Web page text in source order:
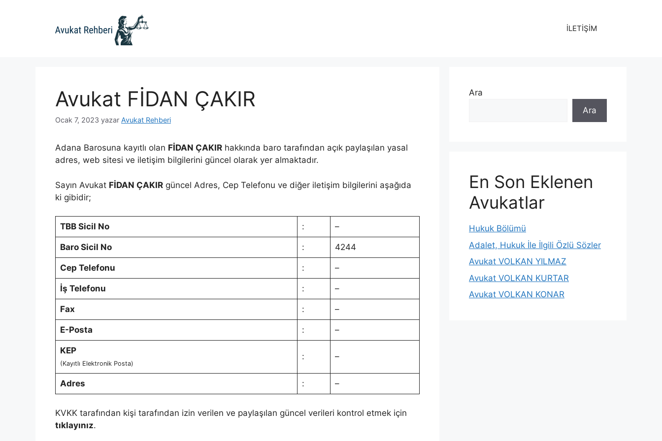
İLETİŞİM
Avukat FİDAN ÇAKIR
Ocak 7, 2023 yazar Avukat Rehberi
Adana Barosuna kayıtlı olan FİDAN ÇAKIR hakkında baro tarafından açık paylaşılan yasal
adres, web sitesi ve iletişim bilgilerini güncel olarak yer almaktadır.
Sayın Avukat FİDAN ÇAKIR güncel Adres, Cep Telefonu ve diğer iletişim bilgilerini aşağıda
ki gibidir;
TBB Sicil No : –
Baro Sicil No : 4244
Cep Telefonu : –
İş Telefonu : –
Fax : –
E-Posta : –
KEP
(Kayıtlı Elektronik Posta)
: –
Adres : –
KVKK tarafından kişi tarafından izin verilen ve paylaşılan güncel verileri kontrol etmek için
tıklayınız.
Ara
Ara
En Son Eklenen
Avukatlar
Hukuk Bölümü
Adalet, Hukuk İle İlgili Özlü Sözler
Avukat VOLKAN YILMAZ
Avukat VOLKAN KURTAR
Avukat VOLKAN KONAR